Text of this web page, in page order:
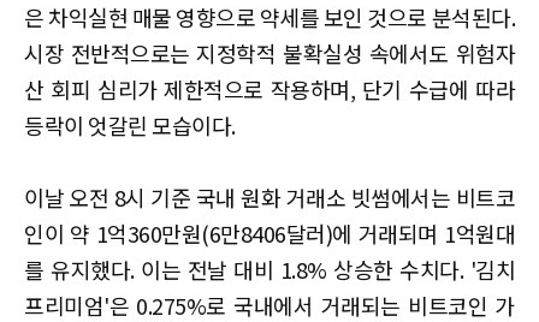
은 차익실현 매물 영향으로 약세를 보인 것으로 분석된다.
시장 전반적으로는 지정학적 불확실성 속에서도 위험자
산 회피 심리가 제한적으로 작용하며, 단기 수급에 따라
등락이 엇갈린 모습이다.
이날 오전 8시 기준 국내 원화 거래소 빗썸에서는 비트코
인이 약 1억360만원(6만8406달러)에 거래되며 1억원대
를 유지했다. 이는 전날 대비 1.8% 상승한 수치다. '김치
프리미엄'은 0.275%로 국내에서 거래되는 비트코인 가